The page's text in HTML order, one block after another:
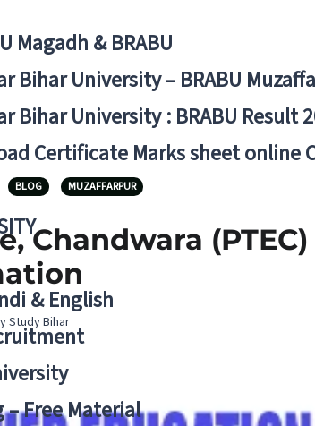
Magadh & BRABU
Bihar University – BRABU
Bihar University : BRABU Result
Certificate Marks sheet online
& English
Free Material
BLOG MUZAFFARPUR
Chandwara
Study Bihar